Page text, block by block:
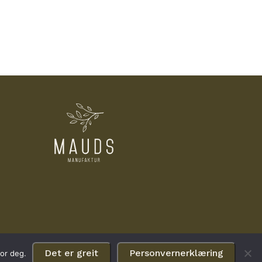
deg. Det er greit Personvernerklæring